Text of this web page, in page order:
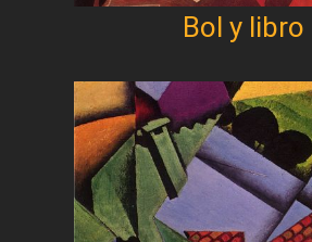
Bol y libro